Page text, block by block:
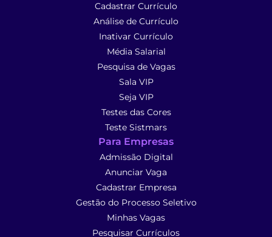
Cadastrar Currículo
Análise de Currículo
Inativar Currículo
Média Salarial
Pesquisa de Vagas
Sala VIP
Seja VIP
Testes das Cores
Teste Sistmars
Para Empresas
Admissão Digital
Anunciar Vaga
Cadastrar Empresa
Gestão do Processo Seletivo
Minhas Vagas
Pesquisar Currículos